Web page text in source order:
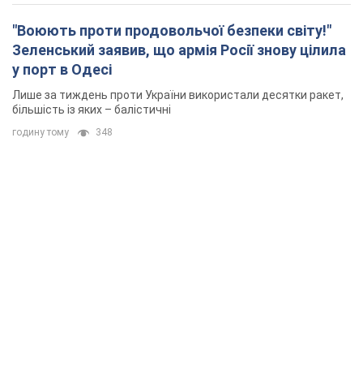
"Воюють проти продовольчої безпеки світу!"
Зеленський заявив, що армія Росії знову цілила
у порт в Одесі
Лише за тиждень проти України використали десятки ракет,
більшість із яких – балістичні
годину тому 348